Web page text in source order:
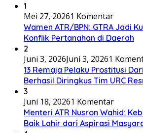
1
Mei 27, 20261 Komentar
Wamen ATR/BPN: GTRA Jadi
Konflik Pertanahan di Daerah
2
Juni 3, 2026Juni 3, 20261
13 Remaja Pelaku Prostitusi
Berhasil Diringkus Tim URC
3
Juni 18, 20261 Komentar
Menteri ATR Nusron Wahid:
Baik Lahir dari Aspirasi